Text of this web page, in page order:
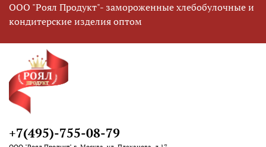
ООО "Роял Продукт"- замороженные хлебобулочные и
кондитерские изделия оптом
+7(495)-755-08-79